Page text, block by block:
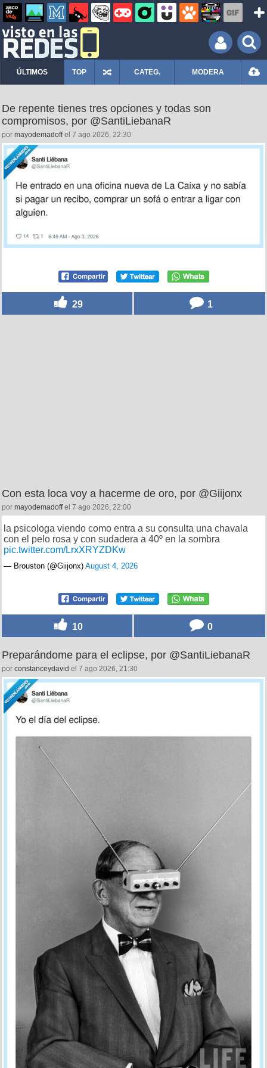
ÚLTIMOS TOP CATEG. MODERA
De repente tienes tres opciones y todas son
compromisos, por @SantiLiebanaR
por mayodemadoffel 7 ago 2026, 22:30
29 1
Con esta loca voy a hacerme de oro, por @Giijonx
por mayodemadoffel 7 ago 2026, 22:00
la psicologa viendo como entra a su consulta una chavala
con el pelo rosa y con sudadera a 40º en la sombra
pic.twitter.com/LrxXRYZDKw
— Brouston (@Giijonx) August 4, 2026
10 0
Preparándome para el eclipse, por @SantiLiebanaR
por constanceydavid el 7 ago 2026, 21:30